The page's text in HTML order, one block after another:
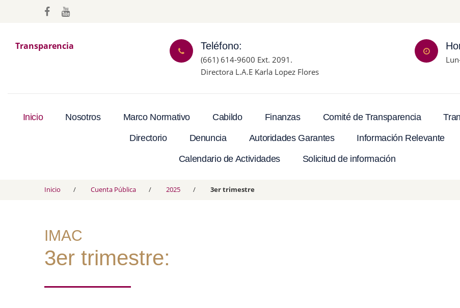
Transparencia Teléfono:
(661) 614-9600 Ext. 2091.
Directora L.A.E Karla Lopez Flores
Inicio Nosotros Marco Normativo Cabildo Finanzas Comité de Transparencia
Directorio Denuncia Autoridades Garantes Información Relevante
Calendario de Actividades Solicitud de información
Inicio Cuenta Pública 2025 3er trimestre
IMAC
3er trimestre: